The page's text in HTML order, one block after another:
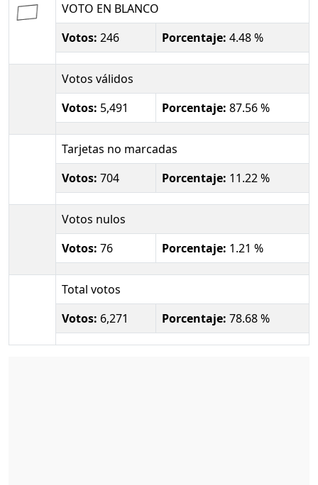
VOTO EN BLANCO
Votos: 246 Porcentaje: 4.48 %
Votos válidos
Votos: 5,491 Porcentaje: 87.56 %
Tarjetas no marcadas
Votos: 704 Porcentaje: 11.22 %
Votos nulos
Votos: 76 Porcentaje: 1.21 %
Total votos
Votos: 6,271 Porcentaje: 78.68 %